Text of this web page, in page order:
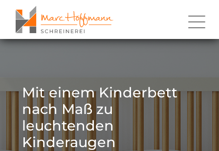
Mit einem Kinderbett
nach Maß zu
leuchtenden
Kinderaugen